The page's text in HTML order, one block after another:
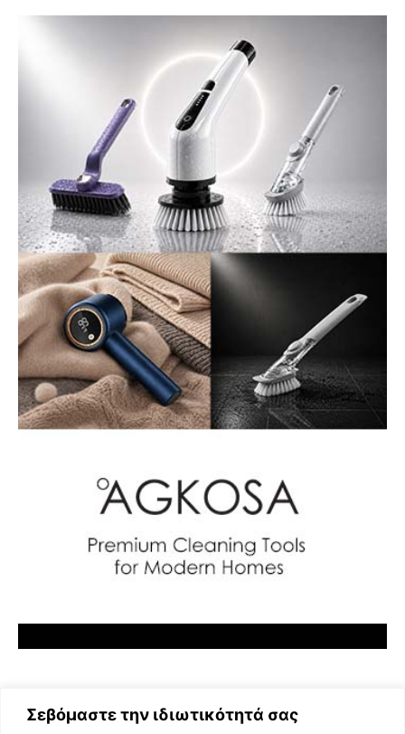
Σεβόμαστε την ιδιωτικότητά σας